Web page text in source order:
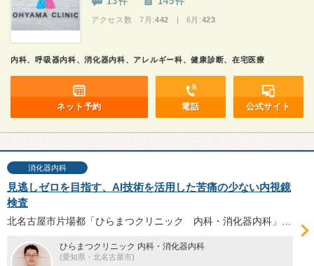
アクセス数 7月:442 | 6月:423
内科、呼吸器内科、消化器内科、アレルギー科、健康診断、在宅医療
ネット予約 電話 公式サイト
消化器内科
見逃しゼロを目指す、AI技術を活用した苦痛の少ない内視鏡
検査
ひらまつクリニック 内科・消化器内科
(愛知県・北名古屋市)